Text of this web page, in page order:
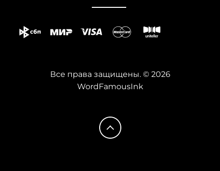
WordFamousInk
Все права защищены. © 2026